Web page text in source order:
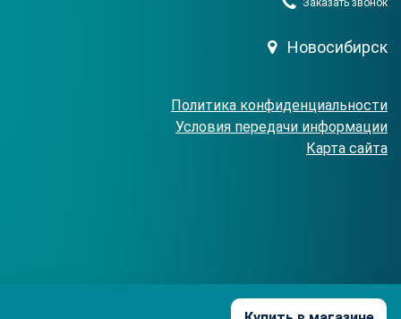
Новосибирск
Политика конфиденциальности
Условия передачи информации
Карта сайта